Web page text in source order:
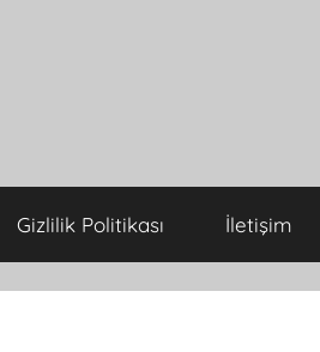
Gizlilik Politikası İletişim